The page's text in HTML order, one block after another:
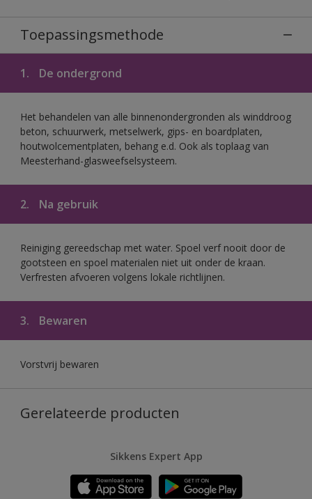
Toepassingsmethode
1. De ondergrond
Het behandelen van alle binnenondergronden als winddroog
beton, schuurwerk, metselwerk, gips- en boardplaten,
houtwolcementplaten, behang e.d. Ook als toplaag van
Meesterhand-glasweefselsysteem.
2. Na gebruik
Reiniging gereedschap met water. Spoel verf nooit door de
gootsteen en spoel materialen niet uit onder de kraan.
Verfresten afvoeren volgens lokale richtlijnen.
3. Bewaren
Vorstvrij bewaren
Gerelateerde producten
Sikkens Expert App